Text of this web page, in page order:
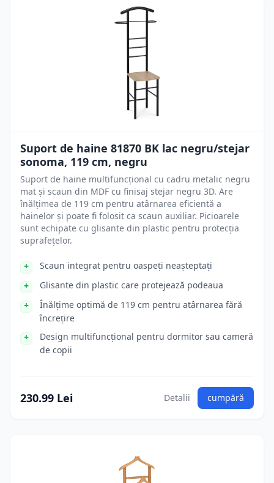
Suport de haine 81870 BK lac negru/stejar
sonoma, 119 cm, negru
Suport de haine multifuncțional cu cadru metalic negru
mat și scaun din MDF cu finisaj stejar negru 3D. Are
înălțimea de 119 cm pentru atârnarea eficientă a
hainelor și poate fi folosit ca scaun auxiliar. Picioarele
sunt echipate cu glisante din plastic pentru protecția
suprafețelor.
Scaun integrat pentru oaspeți neașteptați
Glisante din plastic care protejează podeaua
Înălțime optimă de 119 cm pentru atârnarea fără
încrețire
Design multifuncțional pentru dormitor sau cameră
de copii
230.99 Lei Detalii cumpără